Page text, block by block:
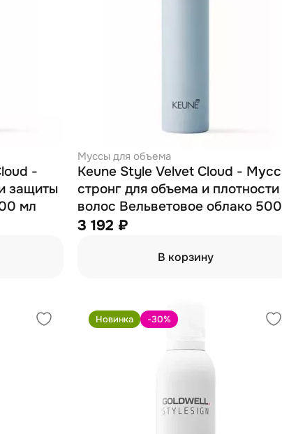
-
защиты
мл
Муссы для объема
Keune Style Velvet Cloud - Мусс
стронг для объема и плотности
волос Вельветовое облако 500
мл
3 192 ₽
В корзину
Новинка -30%